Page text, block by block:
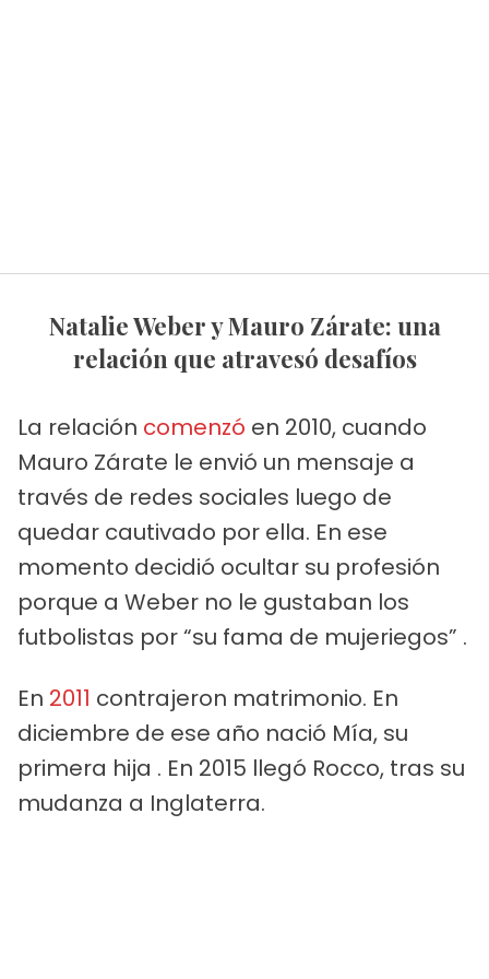
Natalie Weber y Mauro Zárate: una
relación que atravesó desafíos
La relación comenzó en 2010, cuando
Mauro Zárate le envió un mensaje a
través de redes sociales luego de
quedar cautivado por ella. En ese
momento decidió ocultar su profesión
porque a Weber no le gustaban los
futbolistas por “su fama de mujeriegos” .
En 2011 contrajeron matrimonio. En
diciembre de ese año nació Mía, su
primera hija . En 2015 llegó Rocco, tras su
mudanza a Inglaterra.